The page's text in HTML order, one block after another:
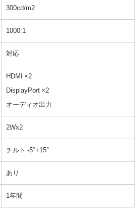
300cd/m2
1000:1
対応
HDMI ×2
DisplayPort ×2
オーディオ出力
2Wx2
チルト -5°+15°
あり
1年間